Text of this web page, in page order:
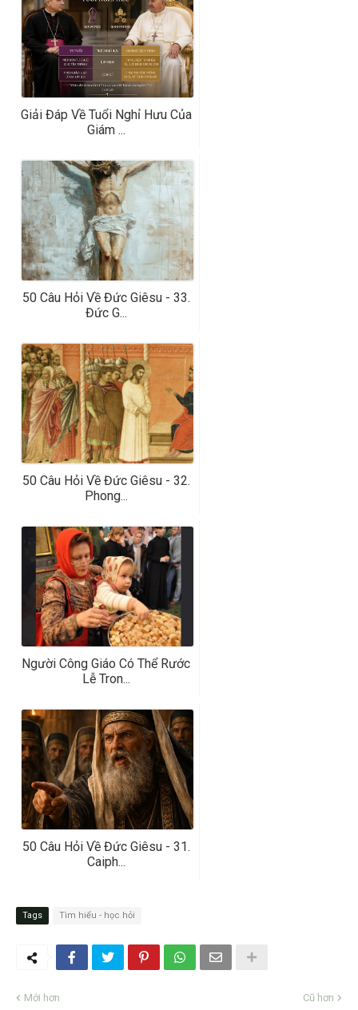
Giải Đáp Về Tuổi Nghỉ Hưu Của
Giám ...
50 Câu Hỏi Về Đức Giêsu - 33.
Đức G...
50 Câu Hỏi Về Đức Giêsu - 32.
Phong...
Người Công Giáo Có Thể Rước
Lễ Tron...
50 Câu Hỏi Về Đức Giêsu - 31.
Caiph...
Tags Tìm hiểu - học hỏi
Mới hơn Cũ hơn